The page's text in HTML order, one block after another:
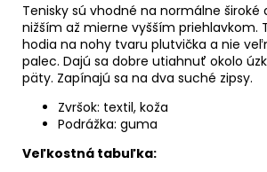
Tenisky sú vhodné na normálne široké
nižším až mierne vyšším priehlavkom.
hodia na nohy tvaru plutvička a nie
palec. Dajú sa dobre utiahnuť okolo
päty. Zapínajú sa na dva suché zipsy.
Zvršok: textil, koža
Podrážka: guma
Veľkostná tabuľka: